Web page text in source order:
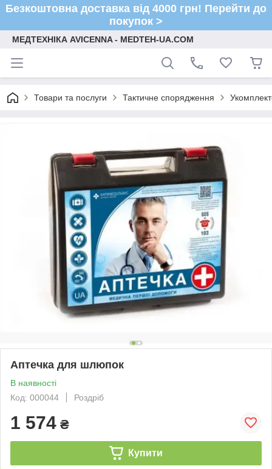
Безкоштовна доставка від 4000 грн! Перейти до
покупок >
МЕДТЕХНІКА AVICENNA - MEDTEH-UA.COM
Товари та послуги Тактичне спорядження
Аптечка для шлюпок
В наявності
Код: 000044
Роздріб
1 574 ₴
Купити